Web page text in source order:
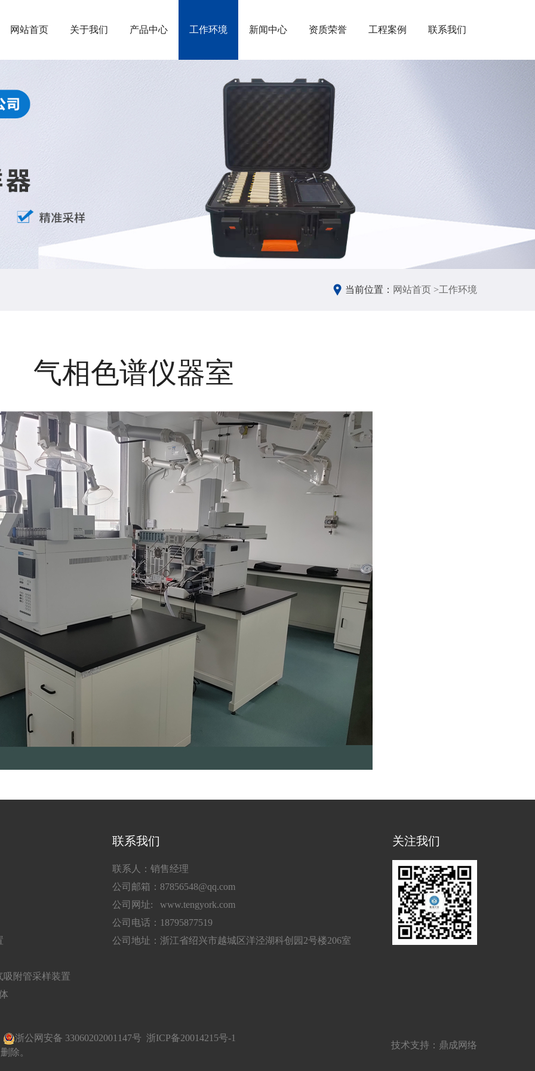
网站首页 关于我们 产品中心 工作环境 新闻中心 资质荣誉 工程案例 联系我们
当前位置： 网站首页 >工作环境
气相色谱仪器室
吸附管采样装置
联系我们
联系人：销售经理
公司邮箱：87856548@qq.com
公司网址: www.tengyork.com
公司电话：18795877519
公司地址：浙江省绍兴市越城区洋泾湖科创园2号楼206室
关注我们
浙公网安备 33060202001147号 浙ICP备20014215号-1
除。
技术支持： 鼎成网络